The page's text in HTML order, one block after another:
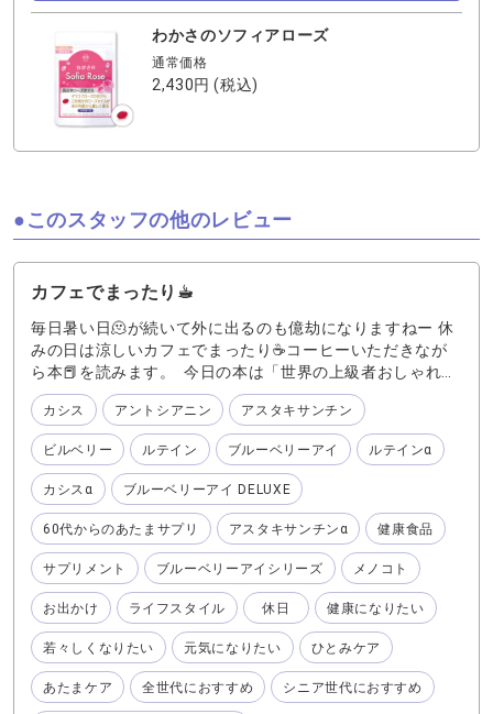
わかさのソフィアローズ
通常価格
2,430円(税込)
このスタッフの他のレビュー
カフェでまったり☕︎
毎日暑い日🫠が続いて外に出るのも億劫になりますねー 休
みの日は涼しいカフェでまったり☕️コーヒーいただきなが
ら本📕を読みます。 今日の本は「世界の上級者おしゃれス
ナップ」と言う写真集📖 とってもオシャレな先輩たちが写
ってらっしゃって、私もこんな風に歳を重ねたい❣️と、思わ
せていただきました。 それにはひとみやあたまのケアが大
切! 『ブルーベリーアイ』🫐 『ルテインα』 『カシスα』の
３つでこれからもしっかりと「みる」をサポートしてもら
って、色んな本を読んでいきたいです♪ 『ブルーベリーア
イ』は、ひとみの注目健康成分である「アントシアニン」
が豊富な北欧の野生種ブルーベリー「ビルベリー」を使用
していることはもちろん！ひとみを休めるためにハーブ3種
類を厳選配合。ハーブでよく知られているカモミール、レ
モンバーム、ラベンダーでひとみを休めリラックス気分で
健康に導きます。 『カシスα』にはビルベリーには含まれ
ないカシス特有のアントシアニンが2種類含まれます。この
カシスアントシアニンこそが、近くのものを見続けるとき
に起こるコリに働きかけます。 『ルテインα』には、ニン
カシス アントシアニン アスタキサンチン
ビルベリー ルテイン ブルーベリーアイ ルテインα
カシスα ブルーベリーアイ DELUXE
60代からのあたまサプリ アスタキサンチンα 健康食品
サプリメント ブルーベリーアイシリーズ メノコト
お出かけ ライフスタイル 休日 健康になりたい
若々しくなりたい 元気になりたい ひとみケア
あたまケア 全世代におすすめ シニア世代におすすめ